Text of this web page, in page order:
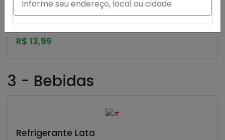
Bombom e leite condensado
R$ 13,99
3 - Bebidas
Refrigerante Lata